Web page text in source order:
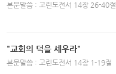
본문말씀 : 고린도전서 14장 26-40절
"교회의 덕을 세우라"
본문말씀 : 고린도전서 14장 1-19절